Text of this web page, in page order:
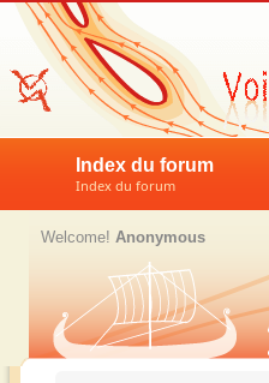
Index du forum
Index du forum
Welcome! Anonymous